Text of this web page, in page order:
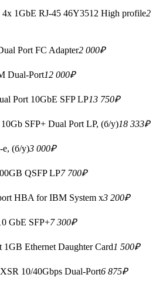
1GbE RJ-45 46Y3512 High profile2
Port FC Adapter2 000₽
Dual-Port12 000₽
Port 10GbE SFP LP13 750₽
SFP+ Dual Port LP, (б/у)18 333₽
e, (б/у)3 000₽
QSFP LP7 700₽
HBA for IBM System x3 200₽
GbE SFP+7 300₽
Ethernet Daughter Card1 500₽
10/40Gbps Dual-Port6 875₽